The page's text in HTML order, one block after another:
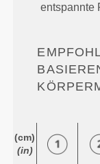
entspannte
(cm)
(in)